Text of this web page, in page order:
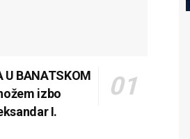
U BANATSKOM
izbo
I.